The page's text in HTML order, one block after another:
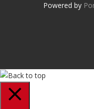
Powered by